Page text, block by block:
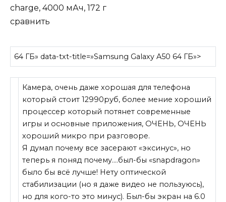
charge, 4000 мАч, 172 г
сравнить
64 ГБ» data-txt-title=»Samsung Galaxy A50 64 ГБ»>
Камера, очень даже хорошая для телефона
который стоит 12990руб, более мение хороший
процессер который потянет современные
игры и основные приложения, ОЧЕНЬ, ОЧЕНЬ
хороший микро при разговоре.
Я думал почему все засерают «эксинус», но
теперь я поняд почему….был-бы «snapdragon»
было бы всё лучше! Нету оптической
стабилизации (но я даже видео не пользуюсь),
но для кого-то это минус). Был-бы экран на 6.0